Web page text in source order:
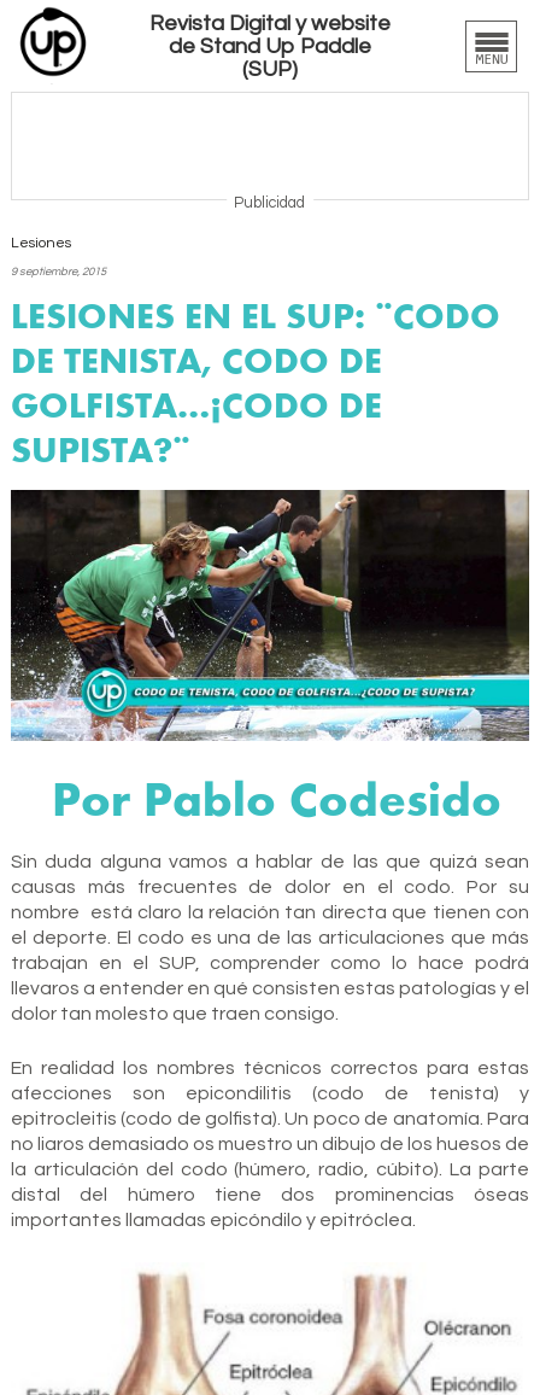
Revista Digital y website
de Stand Up Paddle
(SUP)
Publicidad
Lesiones
9 septiembre, 2015
LESIONES EN EL SUP: ¨CODO
DE TENISTA, CODO DE
GOLFISTA…¿CODO DE
SUPISTA?¨
Por Pablo Codesido
Sin duda alguna vamos a hablar de las que quizá sean
causas más frecuentes de dolor en el codo. Por su
nombre está claro la relación tan directa que tienen con
el deporte. El codo es una de las articulaciones que más
trabajan en el SUP, comprender como lo hace podrá
llevaros a entender en qué consisten estas patologías y el
dolor tan molesto que traen consigo.
En realidad los nombres técnicos correctos para estas
afecciones son epicondilitis (codo de tenista) y
epitrocleitis (codo de golfista). Un poco de anatomía. Para
no liaros demasiado os muestro un dibujo de los huesos de
la articulación del codo (húmero, radio, cúbito). La parte
distal del húmero tiene dos prominencias óseas
importantes llamadas epicóndilo y epitróclea.